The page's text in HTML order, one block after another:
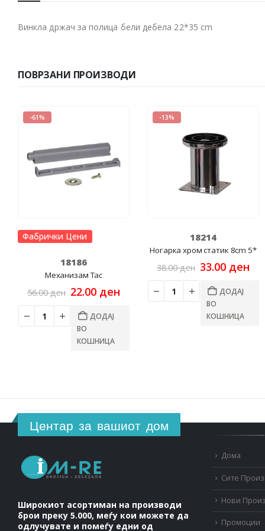
Винкла држач за полица бели дебела 22*35 cm
ПОВРЗАНИ ПРОИЗВОДИ
-61%
Фабрички Цени
18186
Механизам Таc
56.00ден Original
was:
56.00 ден.
22.00 ден Current
ДОДАЈ
ВО
КОШНИЦА
-13%
18214
Ногарка хром статик 8cm 5*
38.00ден Original
was:
38.00 ден.
33.00 ден
ДОДАЈ
ВО
КОШНИЦА
Центар за вашиот дом
Широкиот асортиман на производи
брои преку 5.000, меѓу кои можете да
одлучувате и помеѓу едни од
Дома
Сите
Нови
Промоции